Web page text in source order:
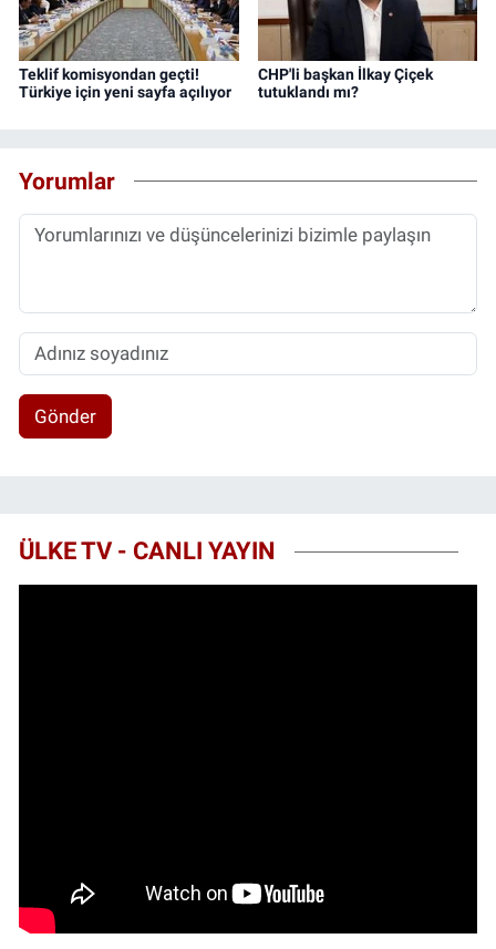
Teklif komisyondan geçti!
Türkiye için yeni sayfa açılıyor
CHP'li başkan İlkay Çiçek
tutuklandı mı?
Yorumlar
Gönder
ÜLKE TV - CANLI YAYIN